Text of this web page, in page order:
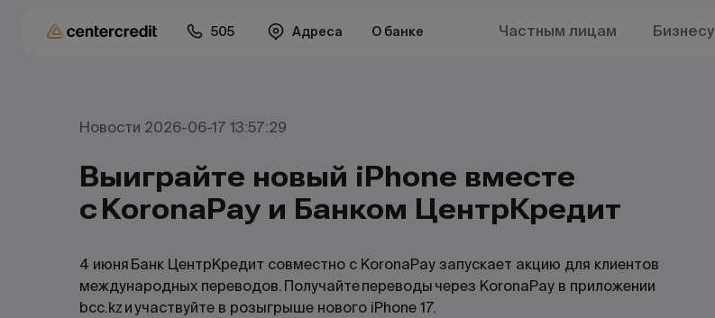
505 Адреса О банке Частным лицам Бизнесу
Новости 2026-06-17 13:57:29
Выиграйте новый iPhone вместе
с KoronaPay и Банком ЦентрКредит
4 июня Банк ЦентрКредит совместно с KoronaPayзапускает акцию для клиентов
международных переводов. Получайте переводы через KoronaPay в приложении
bcc.kz и участвуйте в розыгрыше нового iPhone 17.